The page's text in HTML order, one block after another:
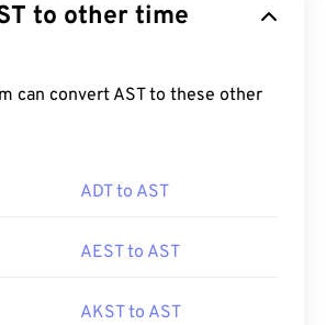
to other time
can convert AST to these other
ADT to AST
AEST to AST
AKST to AST